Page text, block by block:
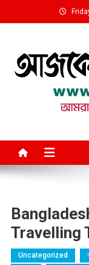
to
Travelling
Uncategorized